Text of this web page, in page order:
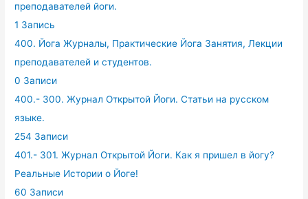
преподавателей йоги.
1 Запись
400. Йога Журналы, Практические Йога Занятия, Лекции
преподавателей и студентов.
0 Записи
400.- 300. Журнал Открытой Йоги. Статьи на русском
языке.
254 Записи
401.- 301. Журнал Открытой Йоги. Как я пришел в йогу?
Реальные Истории о Йоге!
60 Записи